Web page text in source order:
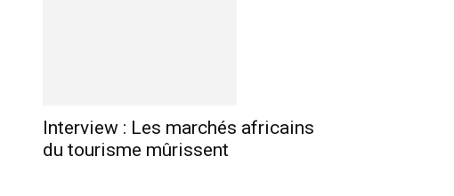
Interview : Les marchés africains
du tourisme mûrissent